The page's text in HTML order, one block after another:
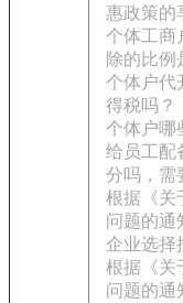
惠政策的
个体工商
除的比例
个体户代
得税吗？
个体户哪
给员工配
分吗，需
根据《关
问题的通
企业选择
根据《关
问题的通